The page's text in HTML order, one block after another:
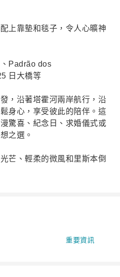
上靠墊和毯子，令人心曠神
Padrão dos
日大橋等
，沿著塔霍河兩岸航行，沿
身心，享受彼此的陪伴。這
驚喜、紀念日、求婚儀式或
之選。
芒、輕柔的微風和里斯本倒
重要資訊